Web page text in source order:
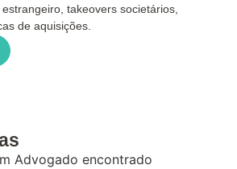
takeovers societários,
de aquisições.
Advogado encontrado